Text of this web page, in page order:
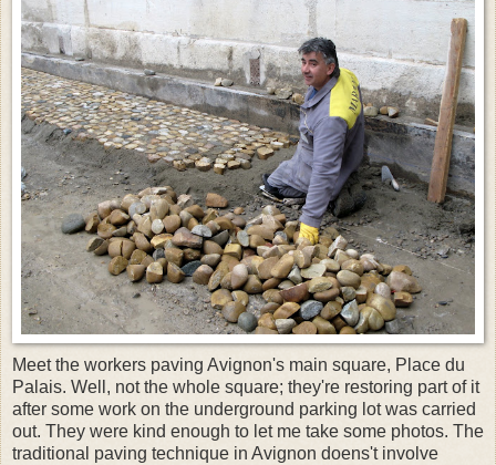
Meet the workers paving Avignon's main square, Place du
Palais. Well, not the whole square; they're restoring part of it
after some work on the underground parking lot was carried
out. They were kind enough to let me take some photos. The
traditional paving technique in Avignon doens't involve